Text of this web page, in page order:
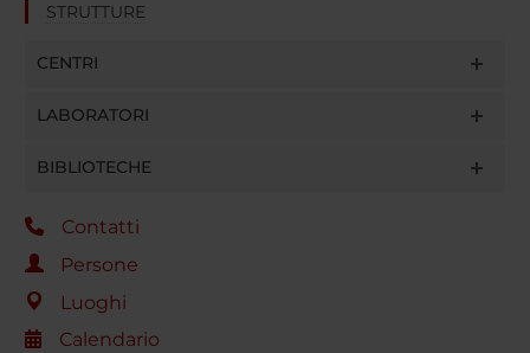
STRUTTURE
CENTRI
LABORATORI
BIBLIOTECHE
Contatti
Persone
Luoghi
Calendario